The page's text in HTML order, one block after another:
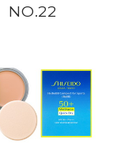
22